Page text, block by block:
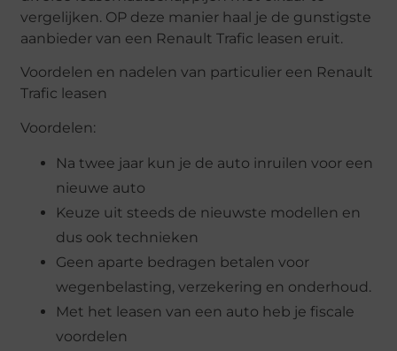
vergelijken. OP deze manier haal je de gunstigste
aanbieder van een Renault Trafic leasen eruit.
Voordelen en nadelen van particulier een Renault
Trafic leasen
Voordelen:
Na twee jaar kun je de auto inruilen voor een
nieuwe auto
Keuze uit steeds de nieuwste modellen en
dus ook technieken
Geen aparte bedragen betalen voor
wegenbelasting, verzekering en onderhoud.
Met het leasen van een auto heb je fiscale
voordelen